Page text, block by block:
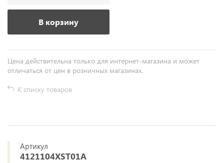
В корзину
Цена действительна только для интернет-магазина и может
отличаться от цен в розничных магазинах.
К списку товаров
Артикул
4121104XST01A